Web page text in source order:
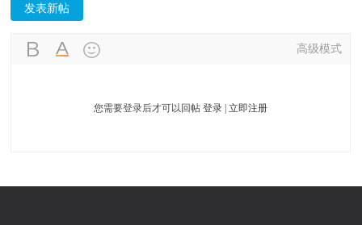
发表新帖
高级模式
您需要登录后才可以回帖登录 |立即注册